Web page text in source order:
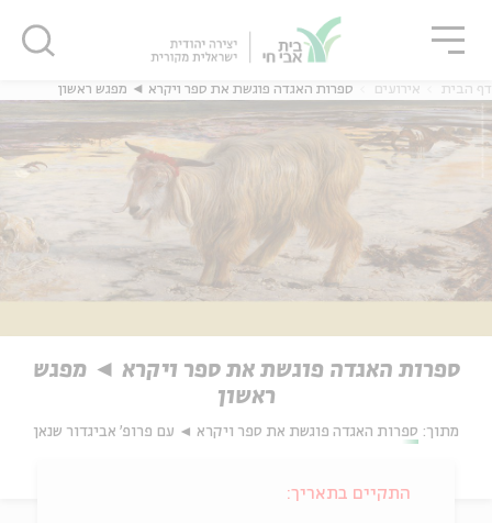
דף הבית אירועים ספרות האגדה פוגשת את ספר ויקרא ◄ מפגש ראשון
ספרות האגדה פוגשת את ספר ויקרא ◄ מפגש
ראשון
מתוך: ספרות האגדה פוגשת את ספר ויקרא ◄ עם פרופ' אביגדור שנאן
התקיים בתאריך:
סגור